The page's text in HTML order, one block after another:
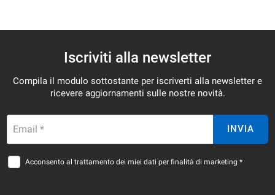
informazioni precedenti, potrebbero essere presenti alcune
imprecisioni. È importante non affidarsi a tali informazioni
e controllare, contattando la nostra concessionaria,
qualunque elemento o aspetto che potrebbe influenzare la
vostra decisione di acquistare il veicolo. Eventuali
descrittiva e le effettive dotazioni del veicolo dipendono dal
Iscriviti alla newsletter
Compila il modulo sottostante per iscriverti alla newsletter e
ricevere aggiornamenti sulle nostre novità.
Email * INVIA
Acconsento al trattamento dei miei dati per finalità di marketing *